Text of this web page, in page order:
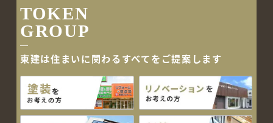
TOKEN
GROUP
東建は住まいに関わるすべてをご提案します